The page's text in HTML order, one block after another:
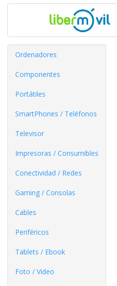
Ordenadores
Componentes
Portátiles
SmartPhones / Teléfonos
Televisor
Impresoras / Consumibles
Conectividad / Redes
Gaming / Consolas
Cables
Periféricos
Tablets / Ebook
Foto / Video